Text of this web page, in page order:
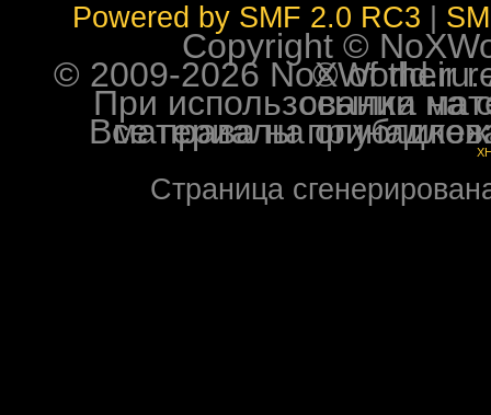
Powered by SMF 2.0 RC3
Copyright ©
© 2009-2026 NoXWorld.ru. All
При использовании
Все права на опубликованные на форуме
Страница